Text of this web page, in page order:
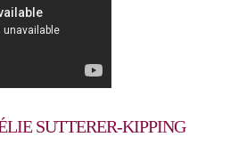
SUTTERER-KIPPING